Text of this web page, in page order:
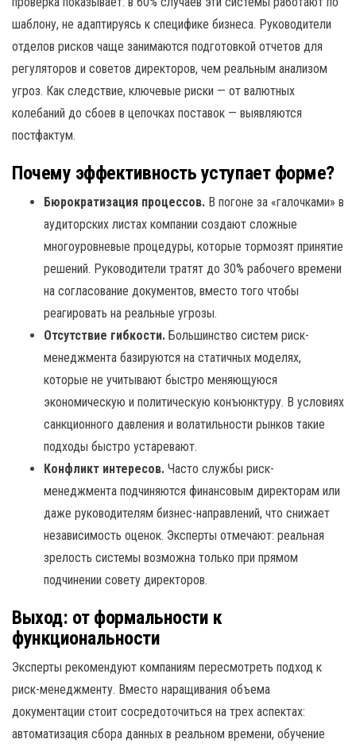
шаблону, не адаптируясь к специфике бизнеса. Руководители
отделов рисков чаще занимаются подготовкой отчетов для
регуляторов и советов директоров, чем реальным анализом
угроз. Как следствие, ключевые риски — от валютных
колебаний до сбоев в цепочках поставок — выявляются
постфактум.
Почему эффективность уступает форме?
Бюрократизация процессов. В погоне за «галочками» в
аудиторских листах компании создают сложные
многоуровневые процедуры, которые тормозят принятие
решений. Руководители тратят до 30% рабочего времени
на согласование документов, вместо того чтобы
реагировать на реальные угрозы.
Отсутствие гибкости. Большинство систем риск-
менеджмента базируются на статичных моделях,
которые не учитывают быстро меняющуюся
экономическую и политическую конъюнктуру. В условиях
санкционного давления и волатильности рынков такие
подходы быстро устаревают.
Конфликт интересов. Часто службы риск-
менеджмента подчиняются финансовым директорам или
даже руководителям бизнес-направлений, что снижает
независимость оценок. Эксперты отмечают: реальная
зрелость системы возможна только при прямом
подчинении совету директоров.
Выход: от формальности к
функциональности
Эксперты рекомендуют компаниям пересмотреть подход к
риск-менеджменту. Вместо наращивания объема
документации стоит сосредоточиться на трех аспектах:
автоматизация сбора данных в реальном времени, обучение